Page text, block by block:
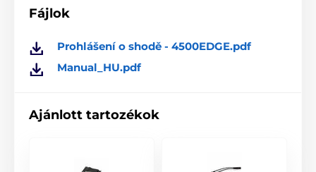
Fájlok
Prohlášení o shodě - 4500EDGE.pdf
Manual_HU.pdf
Ajánlott tartozékok